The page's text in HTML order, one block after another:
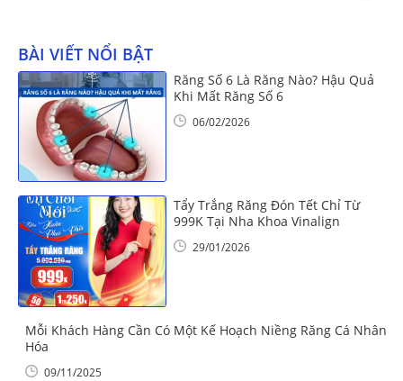
BÀI VIẾT NỔI BẬT
Răng Số 6 Là Răng Nào? Hậu Quả
Khi Mất Răng Số 6
06/02/2026
Tẩy Trắng Răng Đón Tết Chỉ Từ
999K Tại Nha Khoa Vinalign
29/01/2026
Mỗi Khách Hàng Cần Có Một Kế Hoạch Niềng Răng Cá Nhân
Hóa
09/11/2025